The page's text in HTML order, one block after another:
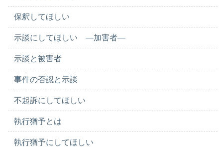
保釈してほしい
示談にしてほしい ―加害者―
示談と被害者
事件の否認と示談
不起訴にしてほしい
執行猶予とは
執行猶予にしてほしい